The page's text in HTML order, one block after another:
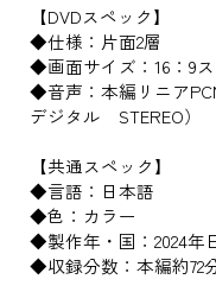
【DVDスペック】
◆仕様：片面2層
◆画面サイズ：16：9
◆音声：本編リニア
デジタル STEREO）
【共通スペック】
◆言語：日本語
◆色：カラー
◆製作年・国：2024年
◆収録分数：本編約72